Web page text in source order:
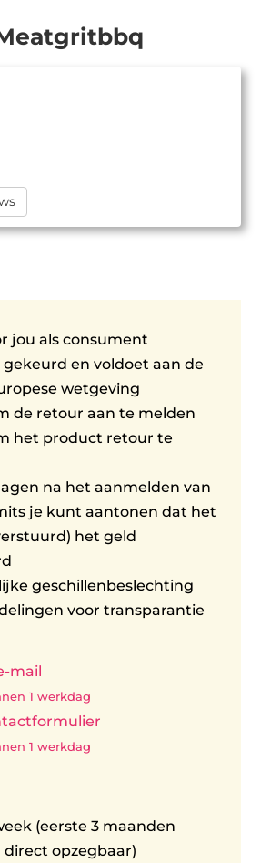
jou als consument
gekeurd en voldoet aan de
wetgeving
de retour aan te melden
het product retour te
na het aanmelden van
je kunt aantonen dat het
het geld
geschillenbeslechting
voor transparantie
mail
1 werkdag
1 werkdag
(eerste 3 maanden
opzegbaar)